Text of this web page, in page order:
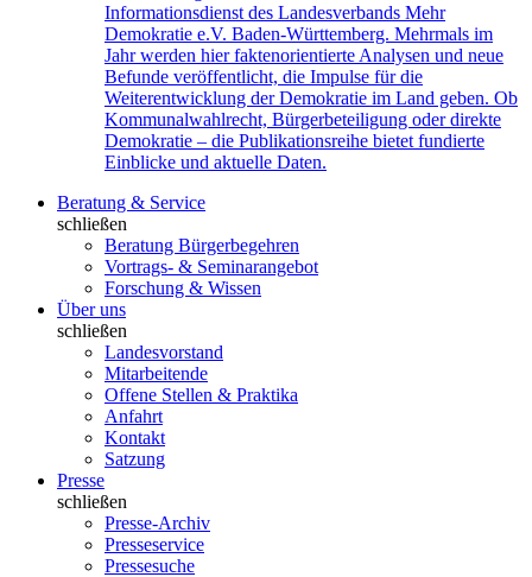
Informationsdienst des Landesverbands Mehr
Demokratie e.V. Baden-Württemberg. Mehrmals im
Jahr werden hier faktenorientierte Analysen und neue
Befunde veröffentlicht, die Impulse für die
Weiterentwicklung der Demokratie im Land geben. Ob
Kommunalwahlrecht, Bürgerbeteiligung oder direkte
Demokratie – die Publikationsreihe bietet fundierte
Einblicke und aktuelle Daten.
Beratung & Service
schließen
Beratung Bürgerbegehren
Vortrags- & Seminarangebot
Forschung & Wissen
Über uns
schließen
Landesvorstand
Mitarbeitende
Offene Stellen & Praktika
Anfahrt
Kontakt
Satzung
Presse
schließen
Presse-Archiv
Presseservice
Pressesuche